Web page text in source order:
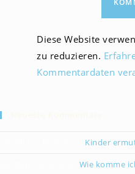
Diese Website
zu reduzieren.
Kommentardaten
Kinder
Wie komme